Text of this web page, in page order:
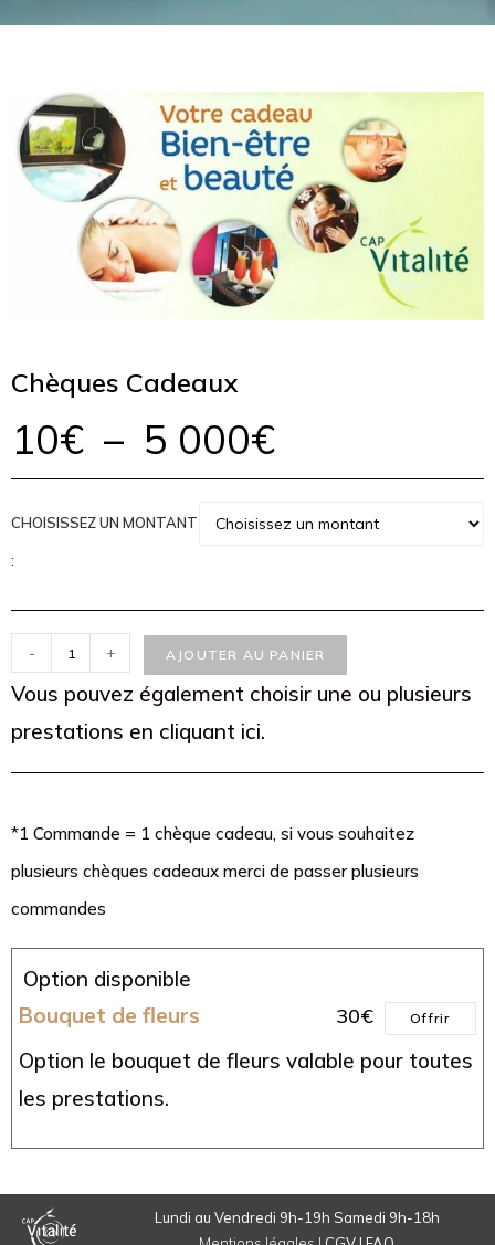
Chèques Cadeaux
10€ – 5 000€
CHOISISSEZ UN MONTANT
:
- + AJOUTER AU PANIER
Vous pouvez également choisir une ou plusieurs
prestations en cliquant ici.
*1 Commande = 1 chèque cadeau, si vous souhaitez
plusieurs chèques cadeaux merci de passer plusieurs
commandes
Option disponible
Bouquet de fleurs
30€ Offrir
Option le bouquet de fleurs valable pour toutes
les prestations.
Lundi au Vendredi 9h-19h Samedi 9h-18h